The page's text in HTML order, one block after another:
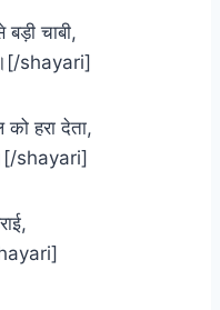
चाबी,
shayari]
हरा देता,
shayari]